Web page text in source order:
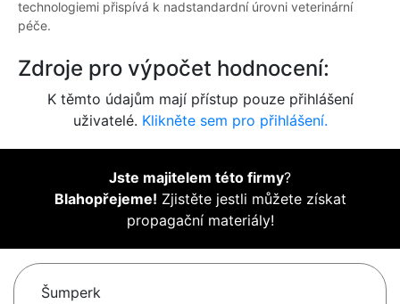
technologiemi přispívá k nadstandardní úrovni veterinární
péče.
Zdroje pro výpočet hodnocení:
K těmto údajům mají přístup pouze přihlášení
uživatelé. Klikněte sem pro přihlášení.
Jste majitelem této firmy?
Blahopřejeme! Zjistěte jestli můžete získat
propagační materiály!
Šumperk